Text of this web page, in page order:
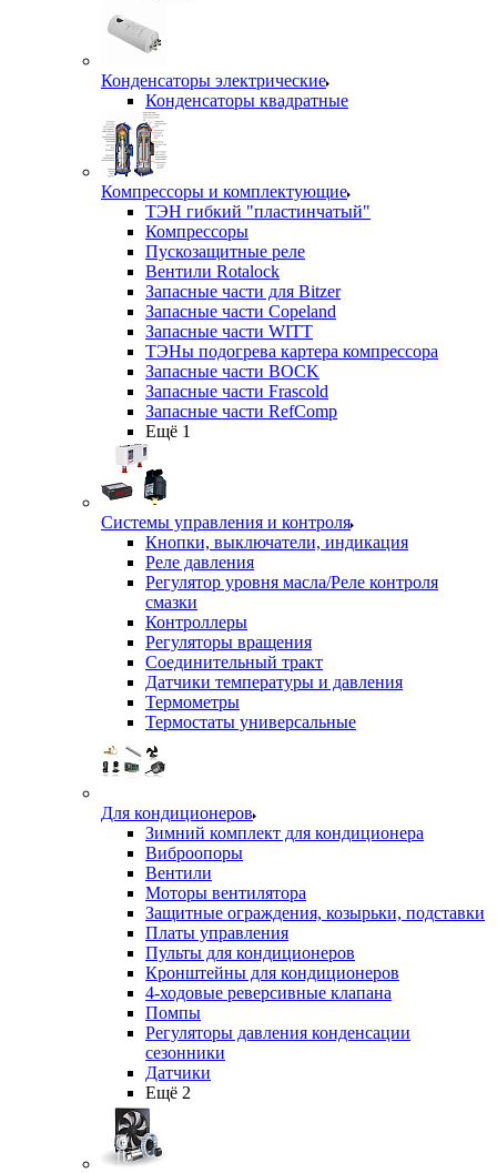
Конденсаторы электрические
Конденсаторы квадратные
Компрессоры и комплектующие
ТЭН гибкий "пластинчатый"
Компрессоры
Пускозащитные реле
Вентили Rotalock
Запасные части для Bitzer
Запасные части Copeland
Запасные части WITT
ТЭНы подогрева картера компрессора
Запасные части BOCK
Запасные части Frascold
Запасные части RefComp
Ещё 1
Системы управления и контроля
Кнопки, выключатели, индикация
Реле давления
Регулятор уровня масла/Реле контроля
смазки
Контроллеры
Регуляторы вращения
Соединительный тракт
Датчики температуры и давления
Термометры
Термостаты универсальные
Для кондиционеров
Зимний комплект для кондиционера
Виброопоры
Вентили
Моторы вентилятора
Защитные ограждения, козырьки, подставки
Платы управления
Пульты для кондиционеров
Кронштейны для кондиционеров
4-ходовые реверсивные клапана
Помпы
Регуляторы давления конденсации
сезонники
Датчики
Ещё 2